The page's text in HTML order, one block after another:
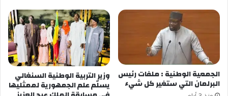
الجمعية الوطنية : ملفات رئيس
البرلمان التي ستغير كل شيء
وزير التربية الوطنية السنغالي
يسلّم علم الجمهورية لممثليها